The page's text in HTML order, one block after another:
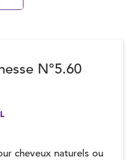
N°5.60
cheveux naturels ou